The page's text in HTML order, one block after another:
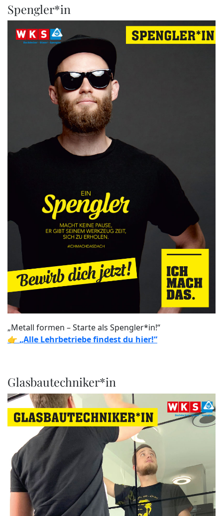
Spengler*in
„Metall formen – Starte als Spengler*in!“
👉 „Alle Lehrbetriebe findest du hier!“
Glasbautechniker*in